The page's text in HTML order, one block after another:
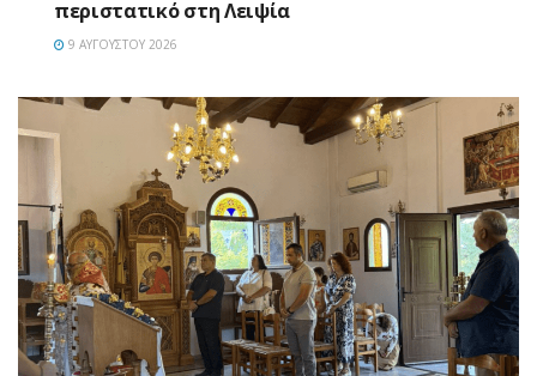
περιστατικό στη Λειψία
9 ΑΥΓΟΎΣΤΟΥ 2026